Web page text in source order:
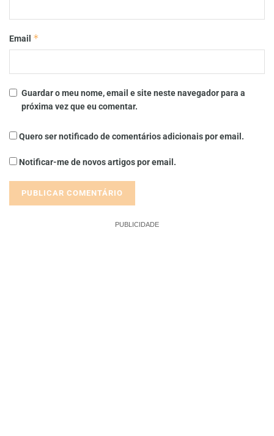
Email *
Guardar o meu nome, email e site neste navegador para a
próxima vez que eu comentar.
Quero ser notificado de comentários adicionais por email.
Notificar-me de novos artigos por email.
PUBLICIDADE